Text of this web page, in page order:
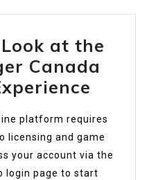
im
Spiel
at the
Canada
Look
at
the
platform requires
licensing and game
your account via the
login page to start